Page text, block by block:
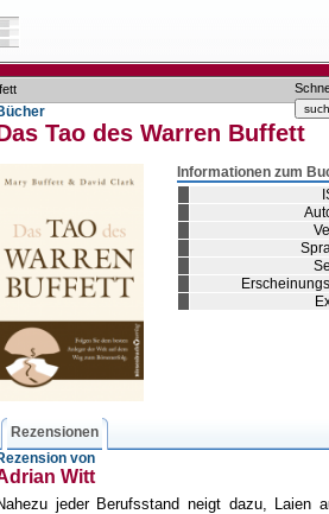
Tao des Warren Buffett
Informationen zum
Rezensionen
von
Witt
jeder Berufsstand neigt dazu, Laien